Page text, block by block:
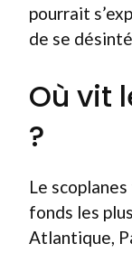
pourrait
de se
Où vit
?
Le
fonds les
Atlantique,